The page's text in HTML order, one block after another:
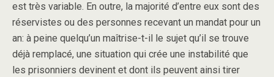
est très variable. En outre, la majorité d’entre eux sont des
réservistes ou des personnes recevant un mandat pour un
an: à peine quelqu’un maîtrise-t-il le sujet qu’il se trouve
déjà remplacé, une situation qui crée une instabilité que
les prisonniers devinent et dont ils peuvent ainsi tirer